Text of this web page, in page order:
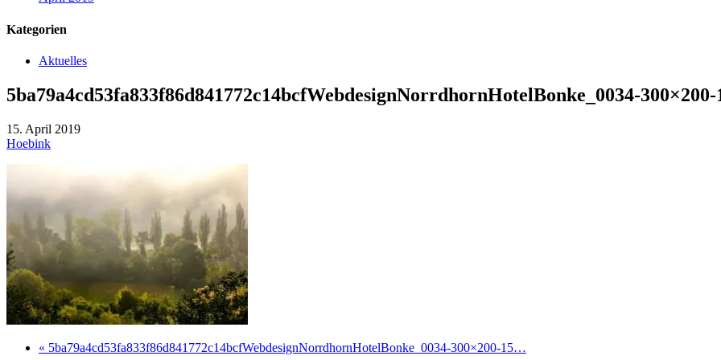
Kategorien
Aktuelles
5ba79a4cd53fa833f86d841772c14bcfWebdesignNorrdhornHotelBonke_0034-300×200-
15. April 2019
Hoebink
« 5ba79a4cd53fa833f86d841772c14bcfWebdesignNorrdhornHotelBonke_0034-300×200-15…